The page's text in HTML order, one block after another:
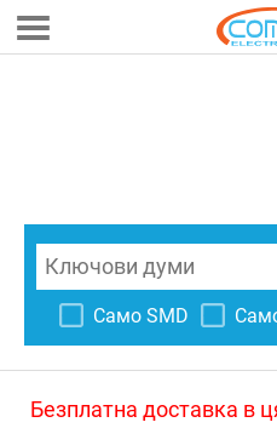
Само SMD
Безплатна доставка в